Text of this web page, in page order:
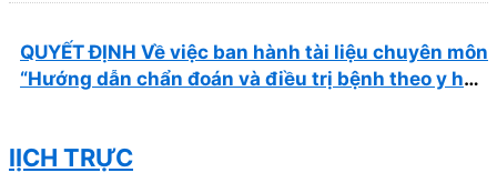
QUYẾT ĐỊNH Về việc ban hành tài liệu chuyên môn
“Hướng dẫn chẩn đoán và điều trị bệnh theo y học
lỊCH TRỰC